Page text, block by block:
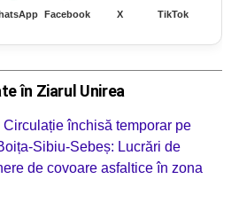
Facebook X TikTok
în Ziarul Unirea
închisă temporar pe
Sibiu-Sebeș: Lucrări de
de covoare asfaltice în zona